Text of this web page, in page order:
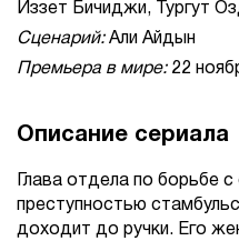
Иззет Бичиджи, Тургут
Сценарий:Али Айдын
Премьера в мире:22
Описание сериала
Глава отдела по борьбе с
преступностью
доходит до ручки. Его